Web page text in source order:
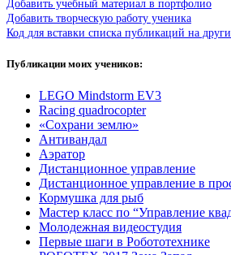
Добавить учебный материал в портфолио
Добавить творческую работу ученика
Код для вставки списка публикаций на
Публикации моих учеников:
LEGO Mindstorm EV3
Racing quadrocopter
«Сохрани землю»
Антивандал
Аэратор
Дистанционное управление
Дистанционное управление в
Кормушка для рыб
Мастер класс по “Управление
Молодежная видеостудия
Первые шаги в Робототехнике